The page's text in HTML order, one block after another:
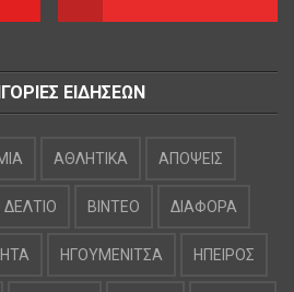
ΕΙΔΗΣΕΩΝ
ΑΘΛΗΤΙΚΑ ΑΠΟΨΕΙΣ
ΒΙΝΤΕΟ ΔΙΑΦΟΡΑ
ΗΓΟΥΜΕΝΙΤΣΑ ΗΠΕΙΡΟΣ